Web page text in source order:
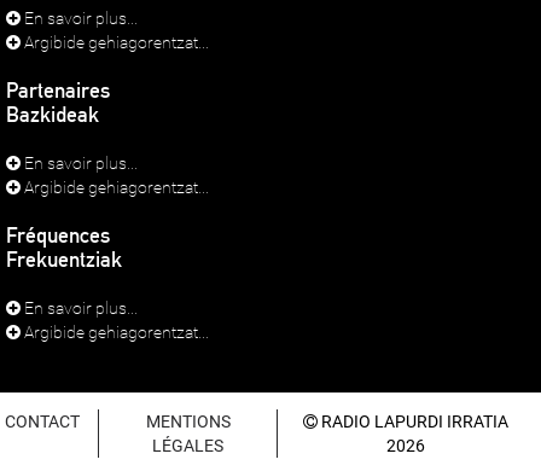
En savoir plus...
Argibide gehiagorentzat...
Partenaires
Bazkideak
En savoir plus...
Argibide gehiagorentzat...
Fréquences
Frekuentziak
En savoir plus...
Argibide gehiagorentzat...
CONTACT
MENTIONS
LÉGALES
RADIO LAPURDI IRRATIA
2026